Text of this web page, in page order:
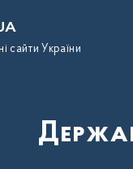
сайти України